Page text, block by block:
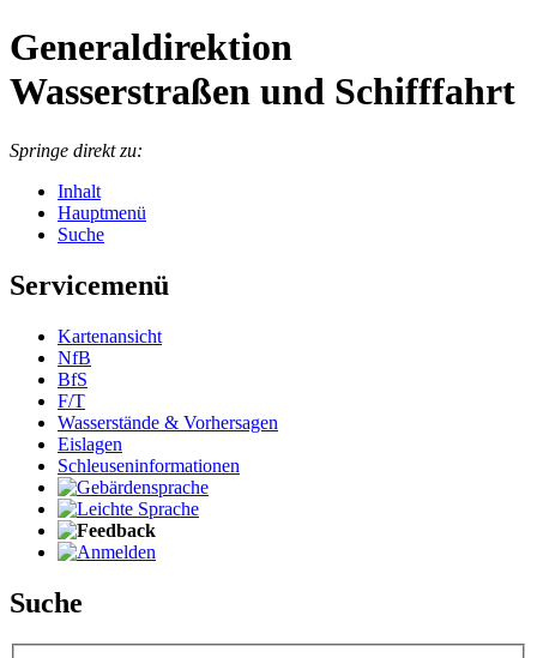
Generaldirektion
Wasserstraßen und Schifffahrt
Springe direkt zu:
Inhalt
Hauptmenü
Suche
Servicemenü
Kartenansicht
NfB
BfS
F/T
Wasserstände & Vorhersagen
Eislagen
Schleuseninformationen
Suche